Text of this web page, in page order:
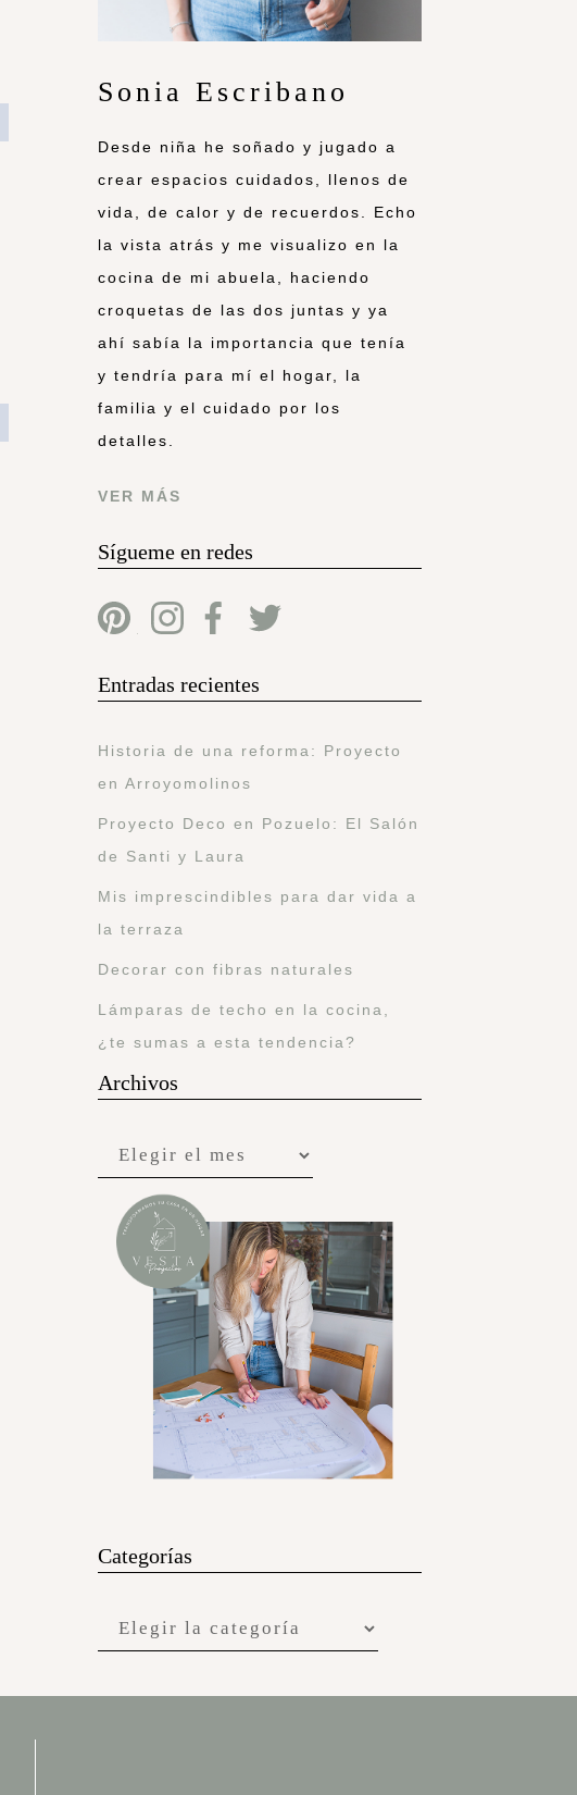
Sonia Escribano
Desde niña he soñado y jugado a
crear espacios cuidados, llenos de
vida, de calor y de recuerdos. Echo
la vista atrás y me visualizo en la
cocina de mi abuela, haciendo
croquetas de las dos juntas y ya
ahí sabía la importancia que tenía
y tendría para mí el hogar, la
familia y el cuidado por los
detalles.
VER MÁS
Sígueme en redes
Entradas recientes
Historia de una reforma: Proyecto
en Arroyomolinos
Proyecto Deco en Pozuelo: El Salón
de Santi y Laura
Mis imprescindibles para dar vida a
la terraza
Decorar con fibras naturales
Lámparas de techo en la cocina,
¿te sumas a esta tendencia?
Archivos
Categorías